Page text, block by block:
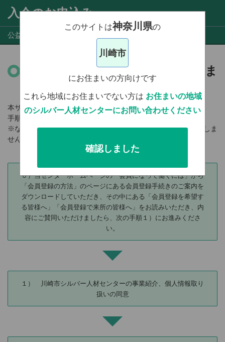
入会のお申込み
公益財団法人 川崎市シルバー人材センター
シルバー人材センターへの入会ま
本サイトにて、登録のお申し込みを受け付けております。
手順は以下の通りです。
※なお、本サイトからのお申込みだけでは、会員登録は完了しま
せん。職員面談への参加が必要ですのでご注意ください。
０）当センターホームページの「会員になって働くには」から
「会員登録の方法」のページにある会員登録手続きのご案内を
ダウンロードしていただき、その中にある「会員登録を希望す
る皆様へ」「会員登録で来所の皆様へ」をお読みいただき、内
容にご賛同いただけましたら、次の手順１）にお進みくださ
い。
１） 川崎市シルバー人材センターの事業紹介、個人情報取り
扱いの同意
このサイトは神奈川県の
川崎市
にお住まいの方向けです
これら地域にお住まいでない方は お住まいの地域
のシルバー人材センターにお問い合わせください
確認しました